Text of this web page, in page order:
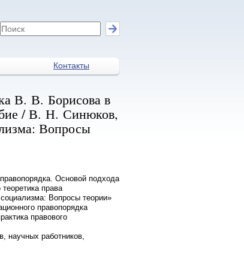
Контакты
В. В. Борисова в
/ В. Н. Синюков,
Вопросы
Основой подхода
права
Вопросы теории»
правопорядка
правового
научных работников,